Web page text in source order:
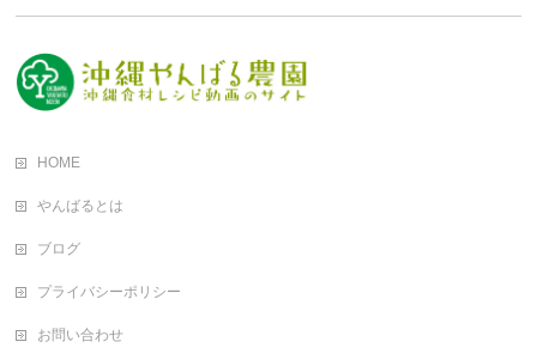
HOME
やんばるとは
ブログ
プライバシーポリシー
お問い合わせ